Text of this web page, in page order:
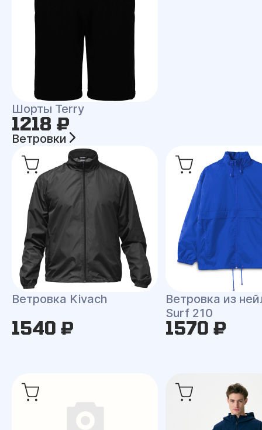
Шорты Terry
1218 ₽
Ветровки
Ветровка Kivach
1540 ₽
Ветровка из
Surf 210
1570 ₽